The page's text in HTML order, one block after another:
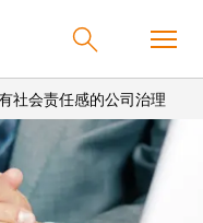
社会责任感的公司治理